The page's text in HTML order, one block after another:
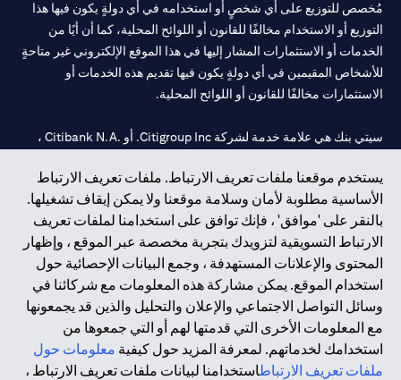
يستخدم موقعنا ملفات تعريف الارتباط. ملفات تعريف الارتباط
الأساسية مطلوبة لأمان وسلامة موقعنا ولا يمكن إيقاف تشغيلها.
بالنقر على 'موافق' ، فإنك توافق على استخدامنا لملفات تعريف
الارتباط التسويقية لتزويدك بتجربة مخصصة عبر الموقع ، وإظهار
المحتوى والإعلانات المستهدفة ، وجمع البيانات الإحصائية حول
استخدام الموقع. يمكن مشاركة هذه المعلومات مع شركائنا في
وسائل التواصل الاجتماعي والإعلان والتحليل والذين قد يجمعونها
مع المعلومات الأخرى التي قدمتها لهم أو التي جمعوها من
استخدامك لخدماتهم. لمعرفة المزيد حول كيفية معلومات حول
ملفات تعريف الارتباطاستخدامنا لبيانات ملفات تعريف الارتباط ،
مُخصص للتوزيع على أي شخصٍ أو استخدامه في أي دولةٍ يكون فيها هذا
التوزيع أو الاستخدام مخالفًا للقانون أو اللوائح المحلية، كما أن أيًا من
الخدمات أو الاستثمارات المشار إليها في هذا الموقع الإلكتروني غير متاحةٍ
للأشخاص المقيمين في أي دولةٍ يكون فيها تقديم هذه الخدمات أو
الاستثمارات مخالفًا للقانون أو اللوائح المحلية.
سيتي بنك هي علامة خدمة لشركة Citigroup Inc. أو .Citibank N.A ،
سيتي بنك إن. إيه. الإمارات مسجل لدى مصرف الإمارات المركزي تحت
أرقام التراخيص 202563 لفرع الوصل في دبي، 531989 لفرع مول
الإمارات في دبي، وCN-1002019لفرع أبوظبي. هاتف: 4000 311 04.
فرع سيتي بنك إن إيه - الإمارات العربية المتحدة مرخص من مصرف
الإمارات العربية المتحدة المركزي كفرع لبنك أجنبي.
سيتي بنك إن إيه الإمارات العربية المتحدة مرخص من هيئة الأوراق المالية
والسلع في الإمارات العربية المتحدة ("SCA") للقيام بالنشاط المالي لـ أ)
الاستشارات المالية والتعريف والترويج بموجب ترخيص رقم
20200000097 ب) وسيط تداول في الأسواق الدولية بموجب ترخيص